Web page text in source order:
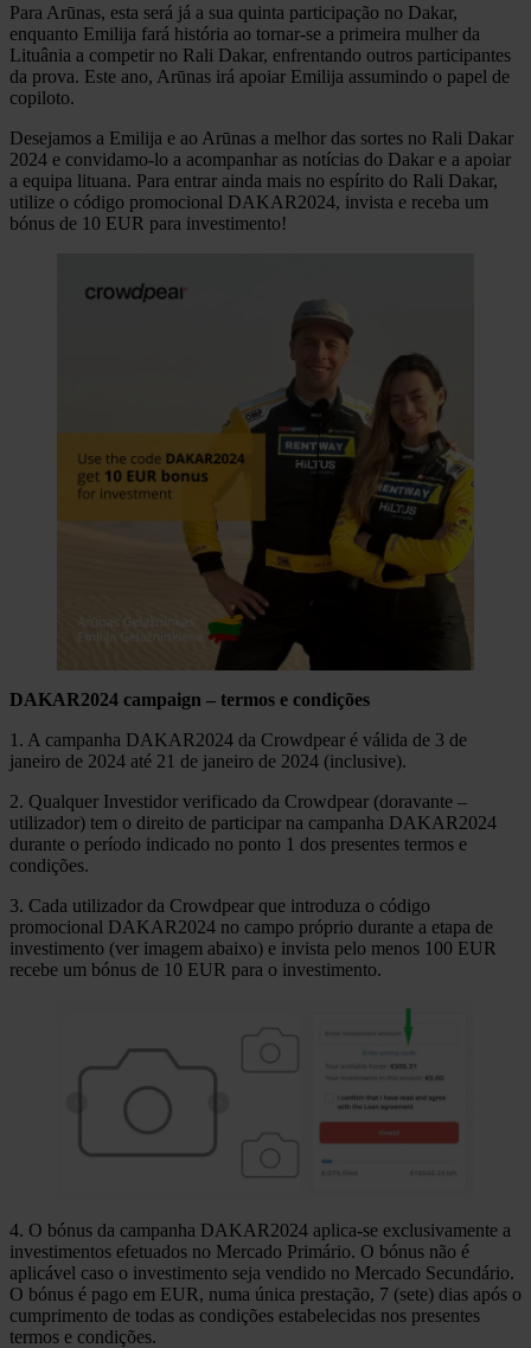
Para Arūnas, esta será já a sua quinta participação no Dakar,
enquanto Emilija fará história ao tornar-se a primeira mulher da
Lituânia a competir no Rali Dakar, enfrentando outros participantes
da prova. Este ano, Arūnas irá apoiar Emilija assumindo o papel de
copiloto.
Desejamos a Emilija e ao Arūnas a melhor das sortes no Rali Dakar
2024 e convidamo-lo a acompanhar as notícias do Dakar e a apoiar
a equipa lituana. Para entrar ainda mais no espírito do Rali Dakar,
utilize o código promocional DAKAR2024, invista e receba um
bónus de 10 EUR para investimento!
DAKAR2024 campaign – termos e condições
1. A campanha DAKAR2024 da Crowdpear é válida de 3 de
janeiro de 2024 até 21 de janeiro de 2024 (inclusive).
2. Qualquer Investidor verificado da Crowdpear (doravante –
utilizador) tem o direito de participar na campanha DAKAR2024
durante o período indicado no ponto 1 dos presentes termos e
condições.
3. Cada utilizador da Crowdpear que introduza o código
promocional DAKAR2024 no campo próprio durante a etapa de
investimento (ver imagem abaixo) e invista pelo menos 100 EUR
recebe um bónus de 10 EUR para o investimento.
4. O bónus da campanha DAKAR2024 aplica-se exclusivamente a
investimentos efetuados no Mercado Primário. O bónus não é
aplicável caso o investimento seja vendido no Mercado Secundário.
O bónus é pago em EUR, numa única prestação, 7 (sete) dias após o
cumprimento de todas as condições estabelecidas nos presentes
termos e condições.